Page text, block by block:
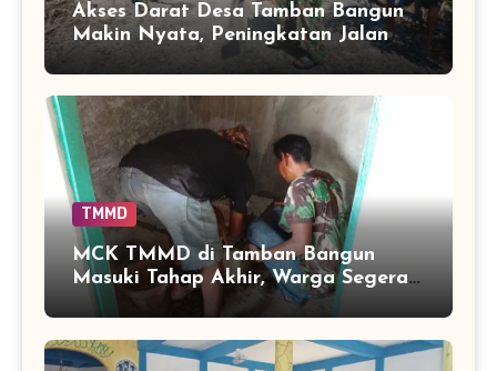
Akses Darat Desa Tamban Bangun
Makin Nyata, Peningkatan Jalan
TMMD Sentuh 90 Persen
TMMD
MCK TMMD di Tamban Bangun
Masuki Tahap Akhir, Warga Segera
Nikmati Fasilitas Sanitasi yang